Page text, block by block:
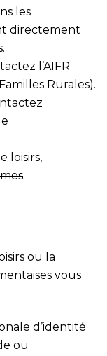
les
directement
l’AIFR
Rurales).
loisirs,
.
ou la
vous
d’identité
ou